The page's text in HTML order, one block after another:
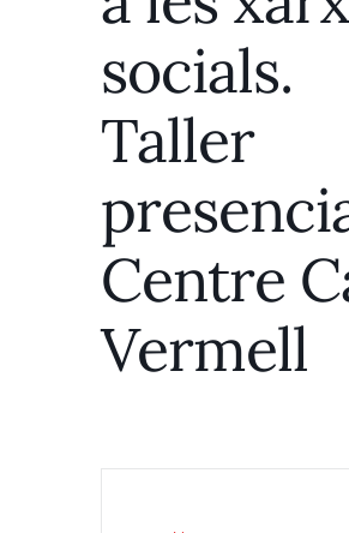
socials.
Taller
Centre
Vermell